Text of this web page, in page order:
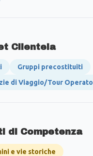
Clientela
Gruppi precostituiti
di Viaggio/Tour
di Competenza
e vie storiche